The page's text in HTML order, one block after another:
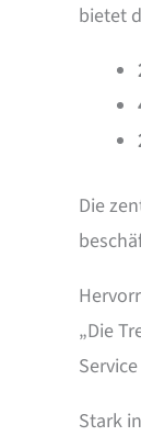
bietet
Die
„Die
Stark